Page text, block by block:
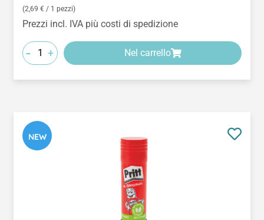
(2,69 € / 1 pezzi)
Prezzi incl. IVA più costi di spedizione
- + Nel carrello
NEW